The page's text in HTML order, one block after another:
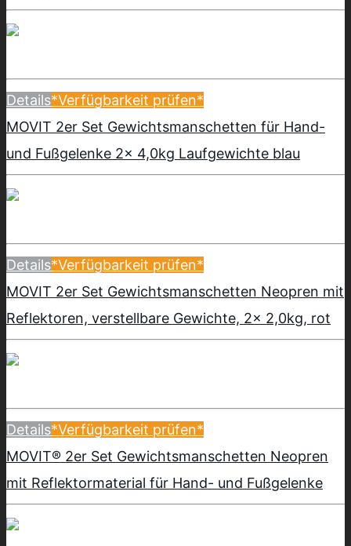
Details*Verfügbarkeit prüfen*
MOVIT 2er Set Gewichtsmanschetten für Hand-
und Fußgelenke 2x 4,0kg Laufgewichte blau
Details*Verfügbarkeit prüfen*
MOVIT 2er Set Gewichtsmanschetten Neopren mit
Reflektoren, verstellbare Gewichte, 2x 2,0kg, rot
Details*Verfügbarkeit prüfen*
MOVIT® 2er Set Gewichtsmanschetten Neopren
mit Reflektormaterial für Hand- und Fußgelenke